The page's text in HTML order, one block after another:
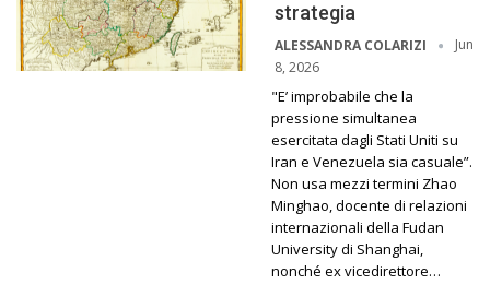
strategia
ALESSANDRA COLARIZI
Jun
8, 2026
"E’ improbabile che la
pressione simultanea
esercitata dagli Stati Uniti su
Iran e Venezuela sia casuale”.
Non usa mezzi termini Zhao
Minghao, docente di relazioni
internazionali della Fudan
University di Shanghai,
nonché ex vicedirettore…